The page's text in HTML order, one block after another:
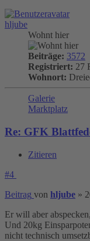
hljube
Wohnt hier
Beiträge: 3572
Registriert: 27
Wohnort:
Galerie
Marktplatz
Re: GFK
Zitieren
#4
Beitrag von hljube »
Er will aber
Und 20kg
nicht technisch